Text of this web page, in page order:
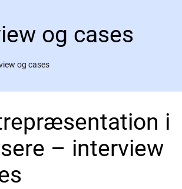
og cases
og cases
i
– interview